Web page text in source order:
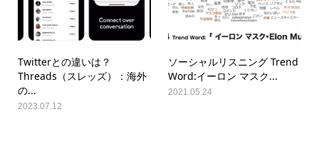
Twitterとの違いは？
Threads（スレッズ）：海外
の...
2023.07.12
ソーシャルリスニング Trend
Word:イーロン マスク...
2021.05.24